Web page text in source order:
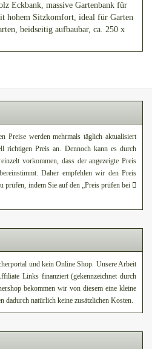
Eckbank, massive Gartenbank für
hohem Sitzkomfort, ideal für Garten
beidseitig aufbaubar, ca. 250 x
Preise werden mehrmals täglich aktualisiert
richtigen Preis an. Dennoch kann es durch
vorkommen, dass der angezeigte Preis
Daher empfehlen wir den Preis
prüfen, indem Sie auf den „Preis prüfen bei
und kein Online Shop. Unsere Arbeit
Links finanziert (gekennzeichnet durch
bekommen wir von diesem eine kleine
dadurch natürlich keine zusätzlichen Kosten.